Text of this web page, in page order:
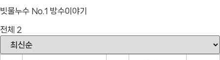
빗물누수 No.1 방수이야기
전체 2